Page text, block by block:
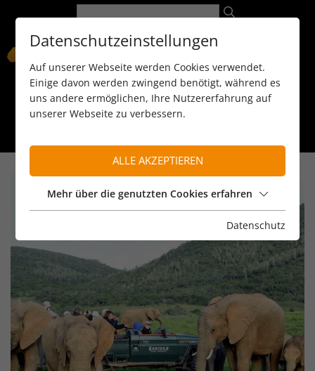
089 / 8 11 90 15
Datenschutzeinstellungen
Auf unserer Webseite werden Cookies verwendet.
Einige davon werden zwingend benötigt, während es
uns andere ermöglichen, Ihre Nutzererfahrung auf
unserer Webseite zu verbessern.
ALLE AKZEPTIEREN
Mehr über die genutzten Cookies erfahren
Datenschutz